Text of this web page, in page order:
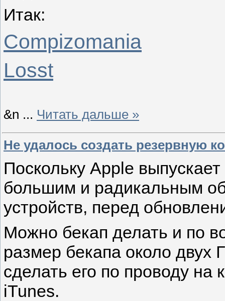
Итак:
Compizomania
Losst
&n ... Читать дальше »
Не удалось создать резервную
Поскольку Apple
большим и радикальным
устройств, перед
Можно бекап делать и по
размер бекапа около двух
сделать его по проводу
iTunes.